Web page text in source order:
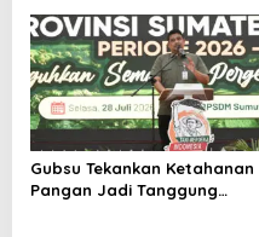
Gubsu Tekankan Ketahanan
Pangan Jadi Tanggung